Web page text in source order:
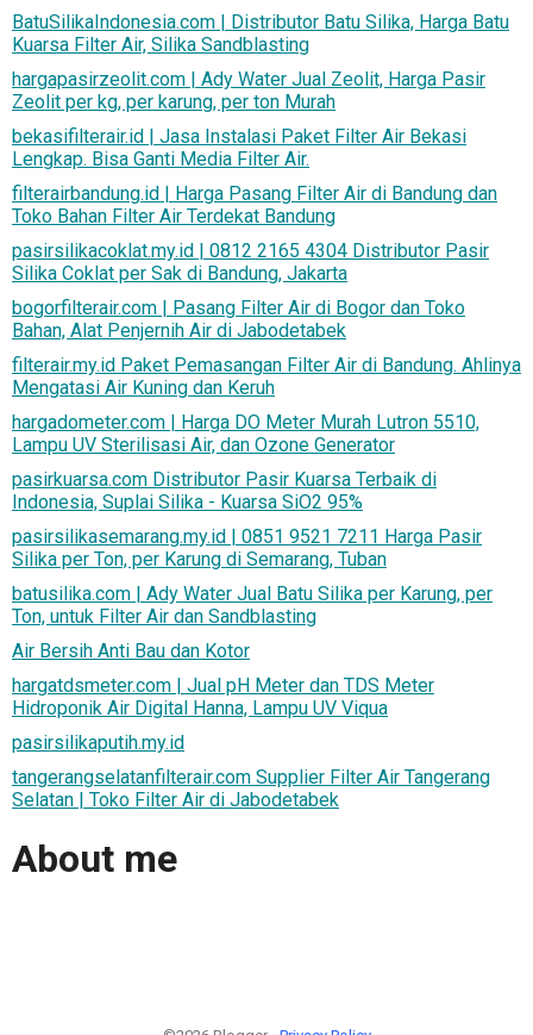
BatuSilikaIndonesia.com | Distributor Batu Silika, Harga Batu
Kuarsa Filter Air, Silika Sandblasting
hargapasirzeolit.com | Ady Water Jual Zeolit, Harga Pasir
Zeolit per kg, per karung, per ton Murah
bekasifilterair.id | Jasa Instalasi Paket Filter Air Bekasi
Lengkap. Bisa Ganti Media Filter Air.
filterairbandung.id | Harga Pasang Filter Air di Bandung dan
Toko Bahan Filter Air Terdekat Bandung
pasirsilikacoklat.my.id | 0812 2165 4304 Distributor Pasir
Silika Coklat per Sak di Bandung, Jakarta
bogorfilterair.com | Pasang Filter Air di Bogor dan Toko
Bahan, Alat Penjernih Air di Jabodetabek
filterair.my.id Paket Pemasangan Filter Air di Bandung. Ahlinya
Mengatasi Air Kuning dan Keruh
hargadometer.com | Harga DO Meter Murah Lutron 5510,
Lampu UV Sterilisasi Air, dan Ozone Generator
pasirkuarsa.com Distributor Pasir Kuarsa Terbaik di
Indonesia, Suplai Silika - Kuarsa SiO2 95%
pasirsilikasemarang.my.id | 0851 9521 7211 Harga Pasir
Silika per Ton, per Karung di Semarang, Tuban
batusilika.com | Ady Water Jual Batu Silika per Karung, per
Ton, untuk Filter Air dan Sandblasting
Air Bersih Anti Bau dan Kotor
hargatdsmeter.com | Jual pH Meter dan TDS Meter
Hidroponik Air Digital Hanna, Lampu UV Viqua
pasirsilikaputih.my.id
tangerangselatanfilterair.com Supplier Filter Air Tangerang
Selatan | Toko Filter Air di Jabodetabek
About me